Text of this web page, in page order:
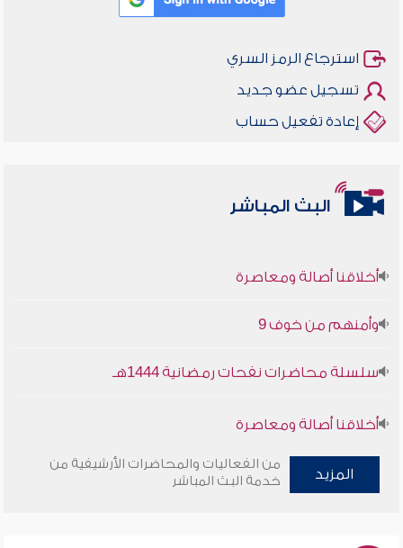
استرجاع الرمز السري
تسجيل عضو جديد
إعادة تفعيل حساب
البث المباشر
أخلاقنا أصالة ومعاصرة
وأمنهم من خوف 9
سلسلة محاضرات نفحات رمضانية 1444هـ
أخلاقنا أصالة ومعاصرة
وأمنهم من خوف 9
المزيد
من الفعاليات والمحاضرات الأرشيفية من
خدمة البث المباشر